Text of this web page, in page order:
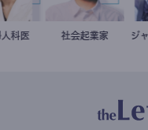
稲葉可奈子
産婦人科医 駒崎弘樹
社会起業家